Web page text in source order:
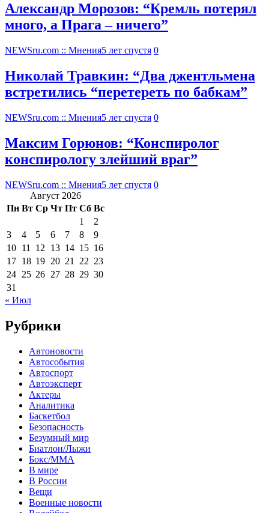
Александр Морозов: “Кремль потерял
много, а Прага – ничего”
NEWSru.com :: Мнения5 лет спустя 0
Николай Травкин: “Два джентльмена
встретились “перетереть по бабкам”
NEWSru.com :: Мнения5 лет спустя 0
Максим Горюнов: “Конспиролог
конспирологу злейший враг”
NEWSru.com :: Мнения5 лет спустя 0
Август 2026
Пн Вт Ср Чт Пт Сб Вс
1
2
3
4 5 6 7 8
9
10 11 12 13 14 15 16
17 18 19 20 21 22 23
24 25 26 27 28 29 30
31
« Июл
Рубрики
Автоновости
Автособытия
Автоспорт
Автоэксперт
Актеры
Аналитика
Баскетбол
Безопасность
Безумный мир
Биатлон/Лыжи
Бокс/MMA
В мире
В России
Вещи
Военные новости